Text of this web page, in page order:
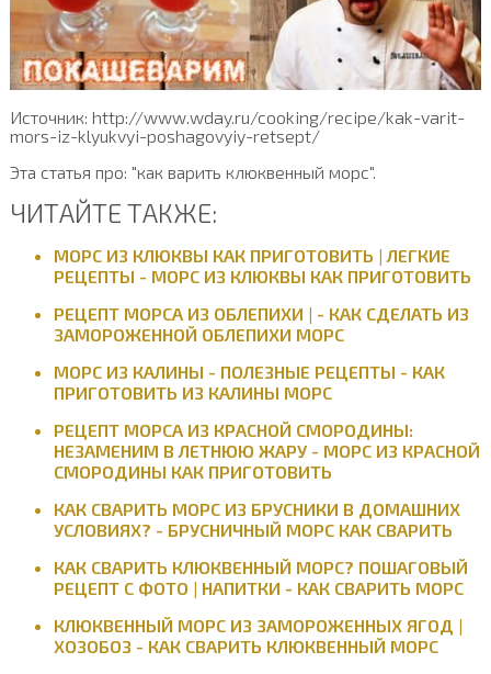
Источник: http://www.wday.ru/cooking/recipe/kak-varit-
mors-iz-klyukvyi-poshagovyiy-retsept/
Эта статья про: "как варить клюквенный морс".
ЧИТАЙТЕ ТАКЖЕ:
МОРС ИЗ КЛЮКВЫ КАК ПРИГОТОВИТЬ | ЛЕГКИЕ
РЕЦЕПТЫ - МОРС ИЗ КЛЮКВЫ КАК ПРИГОТОВИТЬ
РЕЦЕПТ МОРСА ИЗ ОБЛЕПИХИ | - КАК СДЕЛАТЬ ИЗ
ЗАМОРОЖЕННОЙ ОБЛЕПИХИ МОРС
МОРС ИЗ КАЛИНЫ - ПОЛЕЗНЫЕ РЕЦЕПТЫ - КАК
ПРИГОТОВИТЬ ИЗ КАЛИНЫ МОРС
РЕЦЕПТ МОРСА ИЗ КРАСНОЙ СМОРОДИНЫ:
НЕЗАМЕНИМ В ЛЕТНЮЮ ЖАРУ - МОРС ИЗ КРАСНОЙ
СМОРОДИНЫ КАК ПРИГОТОВИТЬ
КАК СВАРИТЬ МОРС ИЗ БРУСНИКИ В ДОМАШНИХ
УСЛОВИЯХ? - БРУСНИЧНЫЙ МОРС КАК СВАРИТЬ
КАК СВАРИТЬ КЛЮКВЕННЫЙ МОРС? ПОШАГОВЫЙ
РЕЦЕПТ С ФОТО | НАПИТКИ - КАК СВАРИТЬ МОРС
КЛЮКВЕННЫЙ МОРС ИЗ ЗАМОРОЖЕННЫХ ЯГОД |
ХОЗОБОЗ - КАК СВАРИТЬ КЛЮКВЕННЫЙ МОРС